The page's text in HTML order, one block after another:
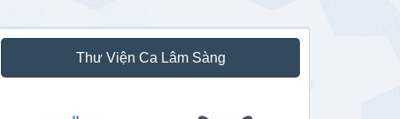
Sidebar
chính
Thư Viện Ca Lâm Sàng